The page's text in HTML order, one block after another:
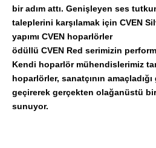
bir adım attı. Genişleyen ses
taleplerini karşılamak için CVEN
yapımı CVEN hoparlörler
ödüllü CVEN Red serimizin
Kendi hoparlör mühendislerimiz
hoparlörler, sanatçının
geçirerek gerçekten olağanüstü
sunuyor.